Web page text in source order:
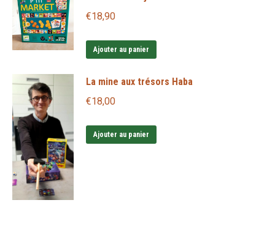
€18,90
Ajouter au panier
La mine aux trésors Haba
€18,00
Ajouter au panier